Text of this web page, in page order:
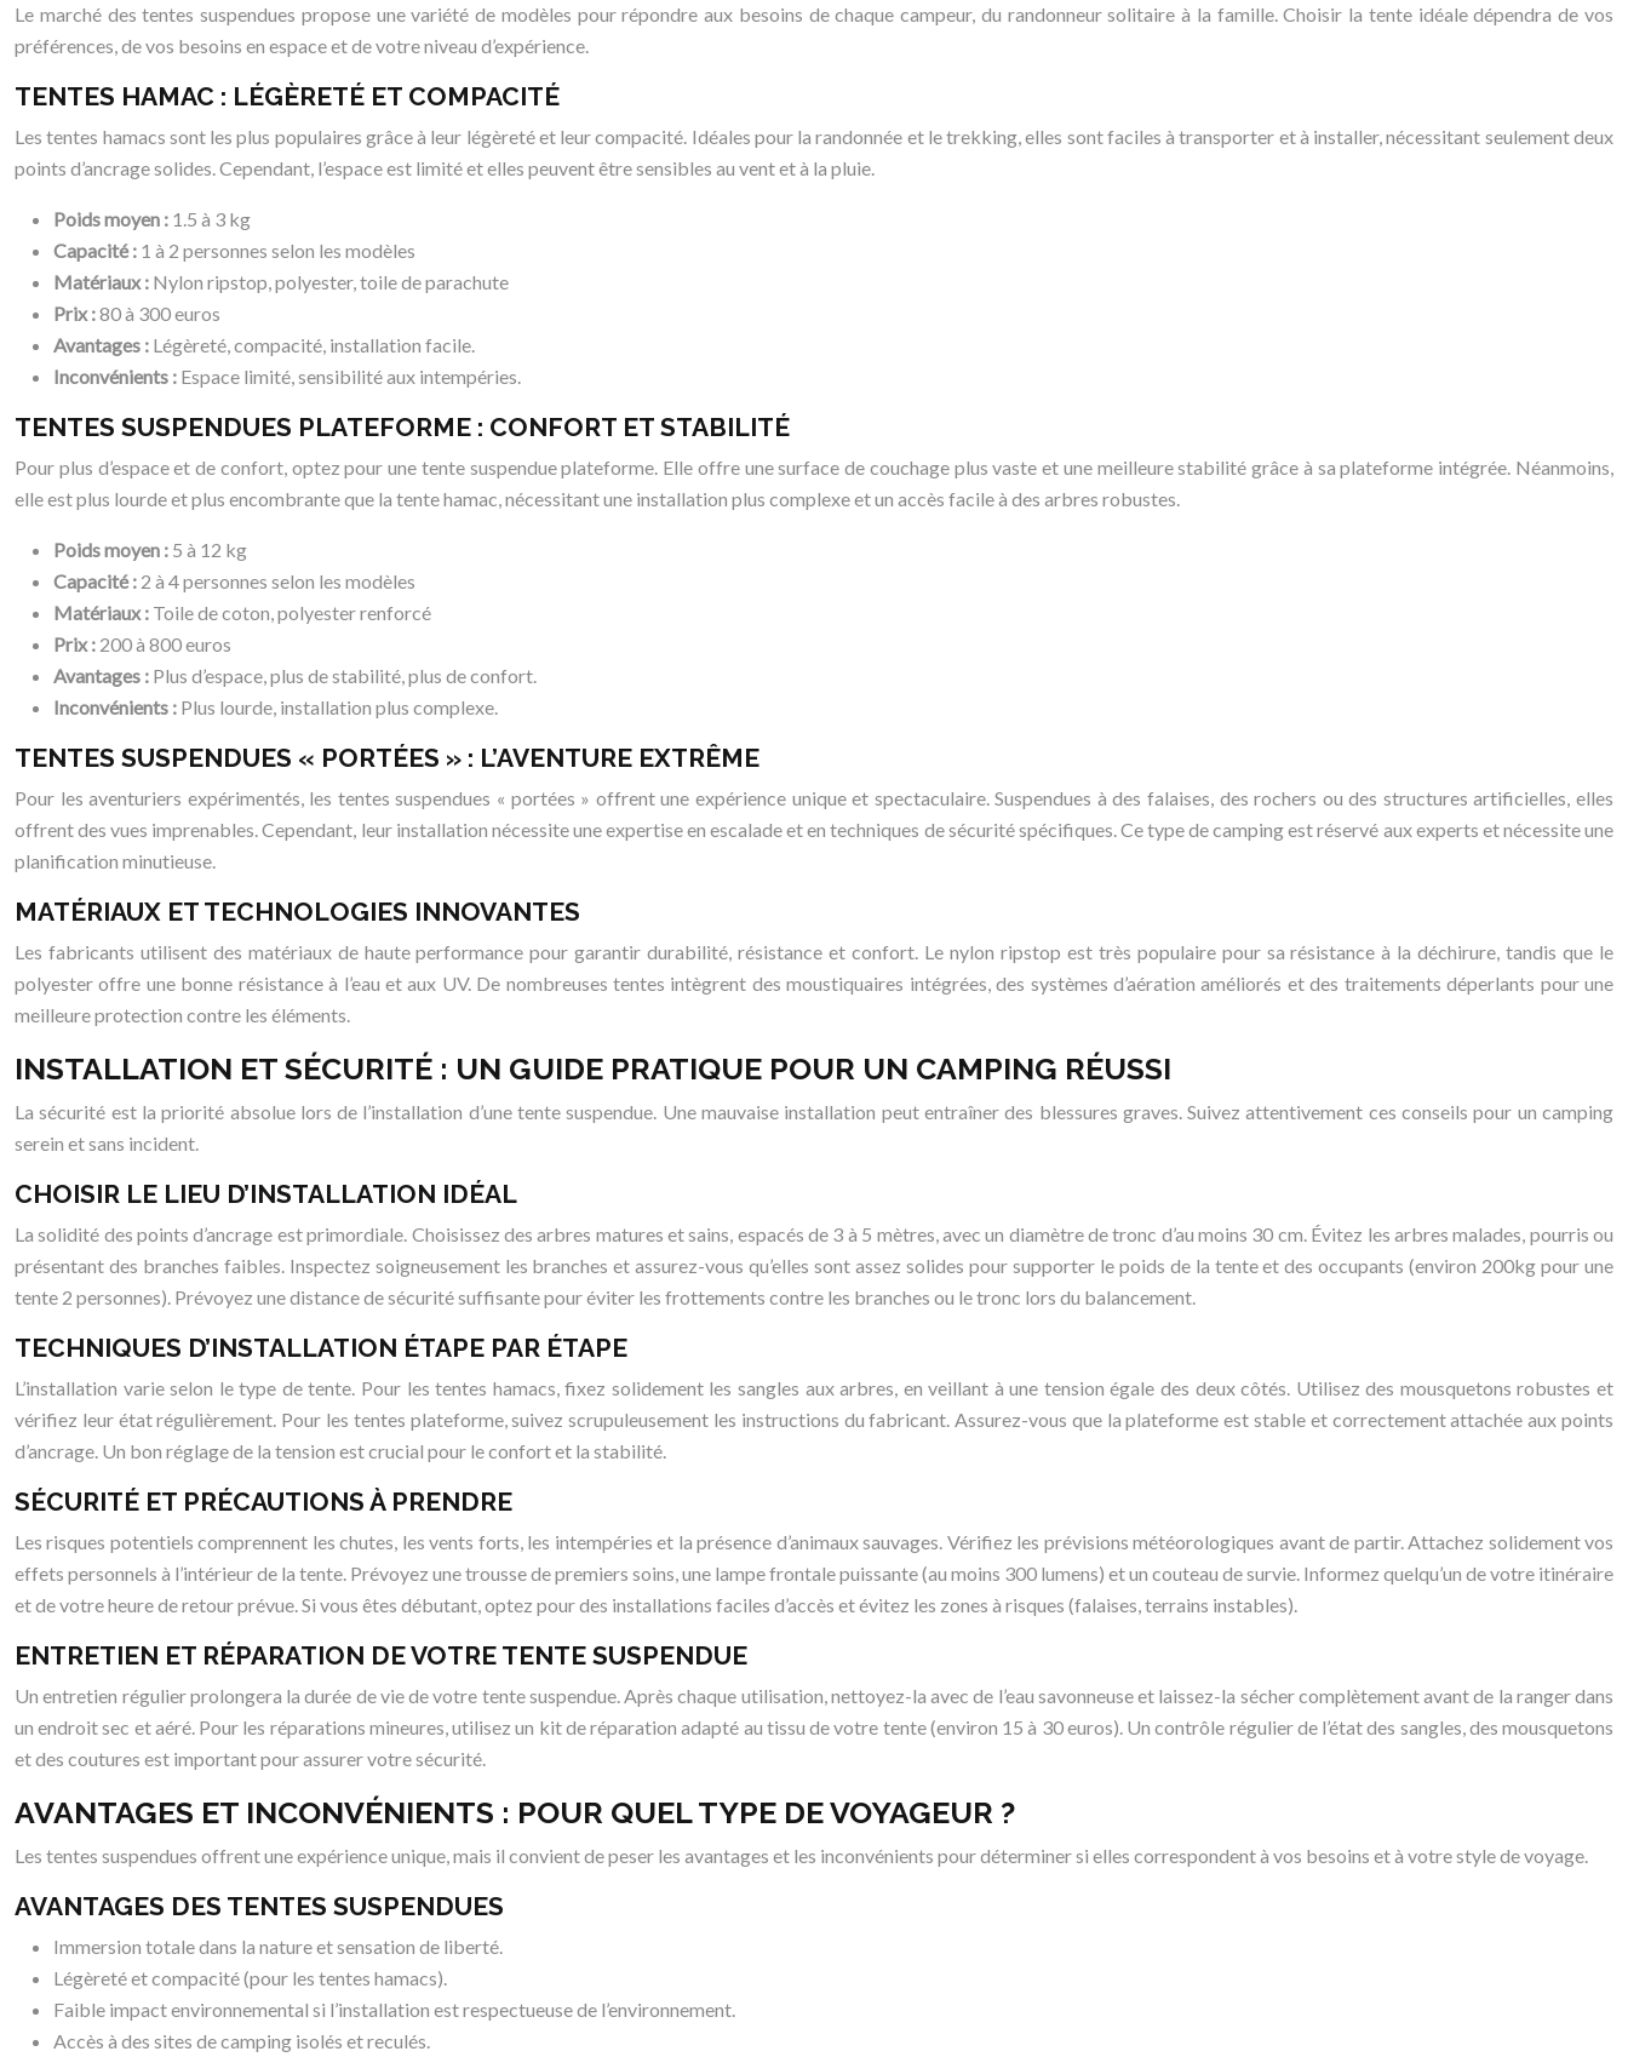
Le marché des tentes suspendues propose une variété de modèles pour répondre aux besoins de chaque campeur, du randonneur solitaire à la famille. Choisir la tente idéale dépendra de vos
préférences, de vos besoins en espace et de votre niveau d’expérience.
TENTES HAMAC : LÉGÈRETÉ ET COMPACITÉ
Les tentes hamacs sont les plus populaires grâce à leur légèreté et leur compacité. Idéales pour la randonnée et le trekking, elles sont faciles à transporter et à installer, nécessitant seulement deux
points d’ancrage solides. Cependant, l’espace est limité et elles peuvent être sensibles au vent et à la pluie.
Poids moyen : 1.5 à 3 kg
Capacité : 1 à 2 personnes selon les modèles
Matériaux : Nylon ripstop, polyester, toile de parachute
Prix :80 à 300 euros
Avantages : Légèreté, compacité, installation facile.
Inconvénients : Espace limité, sensibilité aux intempéries.
TENTES SUSPENDUES PLATEFORME : CONFORT ET STABILITÉ
Pour plus d’espace et de confort, optez pour une tente suspendue plateforme. Elle offre une surface de couchage plus vaste et une meilleure stabilité grâce à sa plateforme intégrée. Néanmoins,
elle est plus lourde et plus encombrante que la tente hamac, nécessitant une installation plus complexe et un accès facile à des arbres robustes.
Poids moyen : 5 à 12 kg
Capacité : 2 à 4 personnes selon les modèles
Matériaux : Toile de coton, polyester renforcé
Prix : 200 à 800 euros
Avantages : Plus d’espace, plus de stabilité, plus de confort.
Inconvénients : Plus lourde, installation plus complexe.
TENTES SUSPENDUES « PORTÉES » : L’AVENTURE EXTRÊME
Pour les aventuriers expérimentés, les tentes suspendues « portées » offrent une expérience unique et spectaculaire. Suspendues à des falaises, des rochers ou des structures artificielles, elles
offrent des vues imprenables. Cependant, leur installation nécessite une expertise en escalade et en techniques de sécurité spécifiques. Ce type de camping est réservé aux experts et nécessite une
planification minutieuse.
MATÉRIAUX ET TECHNOLOGIES INNOVANTES
Les fabricants utilisent des matériaux de haute performance pour garantir durabilité, résistance et confort. Le nylon ripstop est très populaire pour sa résistance à la déchirure, tandis que le
polyester offre une bonne résistance à l’eau et aux UV. De nombreuses tentes intègrent des moustiquaires intégrées, des systèmes d’aération améliorés et des traitements déperlants pour une
meilleure protection contre les éléments.
INSTALLATION ET SÉCURITÉ : UN GUIDE PRATIQUE POUR UN CAMPING RÉUSSI
La sécurité est la priorité absolue lors de l’installation d’une tente suspendue. Une mauvaise installation peut entraîner des blessures graves. Suivez attentivement ces conseils pour un camping
serein et sans incident.
CHOISIR LE LIEU D’INSTALLATION IDÉAL
La solidité des points d’ancrage est primordiale. Choisissez des arbres matures et sains, espacés de 3 à 5 mètres, avec un diamètre de tronc d’au moins 30 cm. Évitez les arbres malades, pourris ou
présentant des branches faibles. Inspectez soigneusement les branches et assurez-vous qu’elles sont assez solides pour supporter le poids de la tente et des occupants (environ 200kg pour une
tente 2 personnes). Prévoyez une distance de sécurité suffisante pour éviter les frottements contre les branches ou le tronc lors du balancement.
TECHNIQUES D’INSTALLATION ÉTAPE PAR ÉTAPE
L’installation varie selon le type de tente. Pour les tentes hamacs, fixez solidement les sangles aux arbres, en veillant à une tension égale des deux côtés. Utilisez des mousquetons robustes et
vérifiez leur état régulièrement. Pour les tentes plateforme, suivez scrupuleusement les instructions du fabricant. Assurez-vous que la plateforme est stable et correctement attachée aux points
d’ancrage. Un bon réglage de la tension est crucial pour le confort et la stabilité.
SÉCURITÉ ET PRÉCAUTIONS À PRENDRE
Les risques potentiels comprennent les chutes, les vents forts, les intempéries et la présence d’animaux sauvages. Vérifiez les prévisions météorologiques avant de partir. Attachez solidement vos
effets personnels à l’intérieur de la tente. Prévoyez une trousse de premiers soins, une lampe frontale puissante (au moins 300 lumens) et un couteau de survie. Informez quelqu’un de votre itinéraire
et de votre heure de retour prévue. Si vous êtes débutant, optez pour des installations faciles d’accès et évitez les zones à risques (falaises, terrains instables).
ENTRETIEN ET RÉPARATION DE VOTRE TENTE SUSPENDUE
Un entretien régulier prolongera la durée de vie de votre tente suspendue. Après chaque utilisation, nettoyez-la avec de l’eau savonneuse et laissez-la sécher complètement avant de la ranger dans
un endroit sec et aéré. Pour les réparations mineures, utilisez un kit de réparation adapté au tissu de votre tente (environ 15 à 30 euros). Un contrôle régulier de l’état des sangles, des mousquetons
et des coutures est important pour assurer votre sécurité.
AVANTAGES ET INCONVÉNIENTS : POUR QUEL TYPE DE VOYAGEUR ?
Les tentes suspendues offrent une expérience unique, mais il convient de peser les avantages et les inconvénients pour déterminer si elles correspondent à vos besoins et à votre style de voyage.
AVANTAGES DES TENTES SUSPENDUES
Immersion totale dans la nature et sensation de liberté.
Légèreté et compacité (pour les tentes hamacs).
Faible impact environnemental si l’installation est respectueuse de l’environnement.
Accès à des sites de camping isolés et reculés.